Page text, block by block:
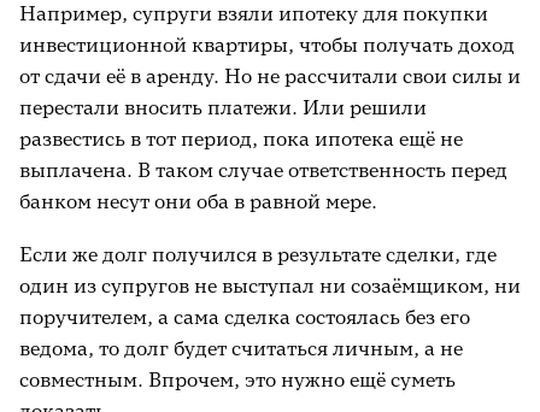
Например, супруги взяли ипотеку для покупки
инвестиционной квартиры, чтобы получать доход
от сдачи её в аренду. Но не рассчитали свои силы и
перестали вносить платежи. Или решили
развестись в тот период, пока ипотека ещё не
выплачена. В таком случае ответственность перед
банком несут они оба в равной мере.
Если же долг получился в результате сделки, где
один из супругов не выступал ни созаёмщиком, ни
поручителем, а сама сделка состоялась без его
ведома, то долг будет считаться личным, а не
совместным. Впрочем, это нужно ещё суметь